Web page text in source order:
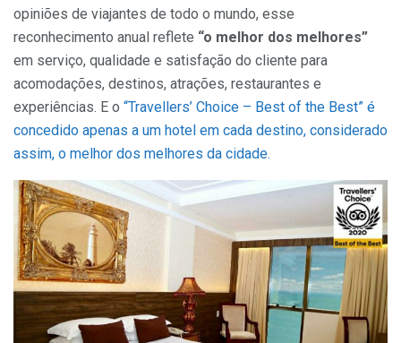
opiniões de viajantes de todo o mundo, esse
reconhecimento anual reflete “o melhor dos melhores”
em serviço, qualidade e satisfação do cliente para
acomodações, destinos, atrações, restaurantes e
experiências. E o “Travellers’ Choice – Best of the Best” é
concedido apenas a um hotel em cada destino, considerado
assim, o melhor dos melhores da cidade.